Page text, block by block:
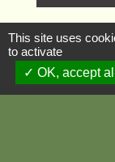
Textes de
This site uses
to activate
OK, accept all